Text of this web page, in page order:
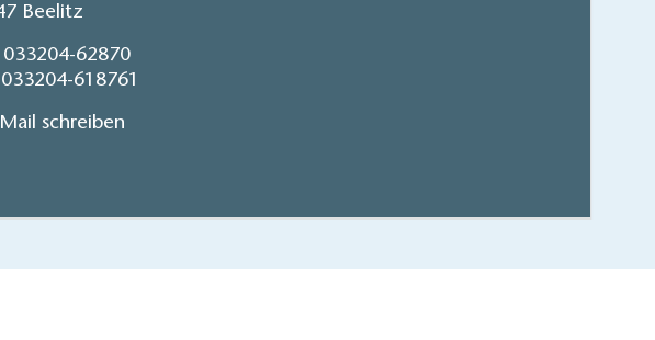
Beelitz
033204-62870
033204-618761
Mail schreiben